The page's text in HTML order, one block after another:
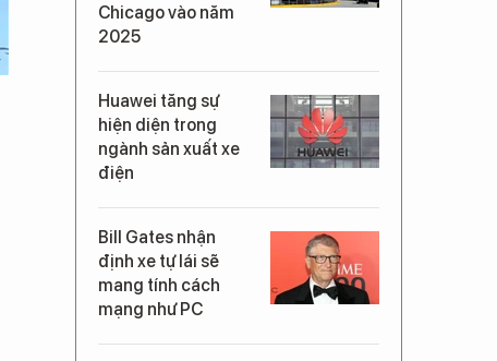
Chicago vào năm
2025
Huawei tăng sự
hiện diện trong
ngành sản xuất xe
điện
Bill Gates nhận
định xe tự lái sẽ
mang tính cách
mạng như PC